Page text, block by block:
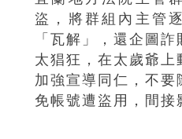
盜，將群組內主管
「瓦解」，還企圖
太猖狂，在太歲爺上
加強宣導同仁，不要
免帳號遭盜用，間接